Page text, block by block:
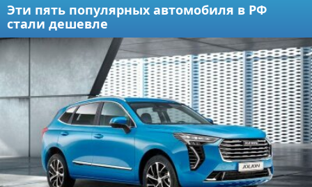
Эти пять популярных автомобиля в РФ
стали дешевле